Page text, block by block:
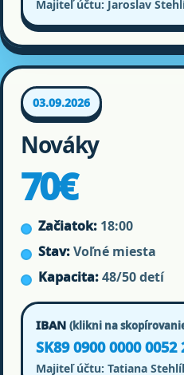
Majiteľ účtu: Jaroslav
03.09.2026
Nováky
70€
Začiatok: 18:00
Stav:Voľné miesta
Kapacita:48/50 detí
IBAN (klikni na
SK89 0900 0000 0052
Majiteľ účtu: Tatiana